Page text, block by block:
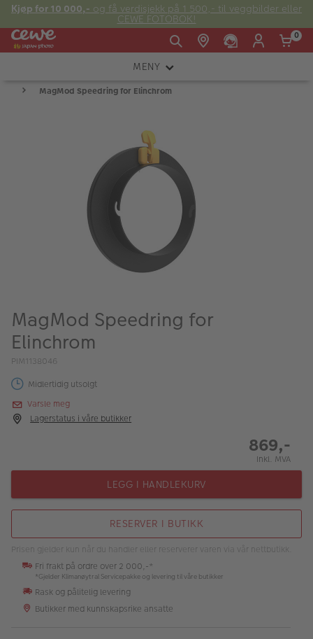
Kjøp for 10 000,- og få verdisjekk på 1 500,- til veggbilder eller
CEWE FOTOBOK!
Fre:
20:00
E-post:
kundeservice@japanphoto.no
0
MENY
KAMERA
ALBUM
Kampanjer
Merker
Lagersalg
Inspirasjon
Butikkoversikt
MagMod Speedring for Elinchrom
MagMod Speedring for
Elinchrom
PIM1138046
Midlertidig utsolgt
Varsle meg
Lagerstatus i våre butikker
869,-
Inkl. MVA
LEGG I HANDLEKURV
RESERVER I BUTIKK
Prisen gjelder kun når du handler eller reserverer varen via vår nettbutikk.
Fri frakt på ordre over 2 000,-*
*Gjelder Klimanøytral Servicepakke og levering til våre butikker
Rask og pålitelig levering
Butikker med kunnskapsrike ansatte